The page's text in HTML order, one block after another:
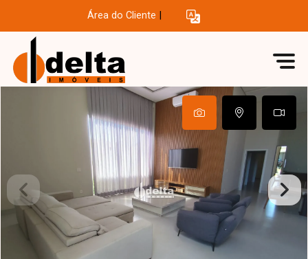
Área do Cliente